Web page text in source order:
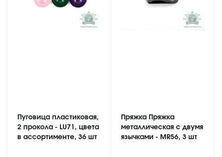
Пуговица пластиковая,
2 прокола - LU71, цвета
в ассортименте, 36 шт
Пряжка Пряжка
металлическая с двумя
язычками - MR56, 3 шт